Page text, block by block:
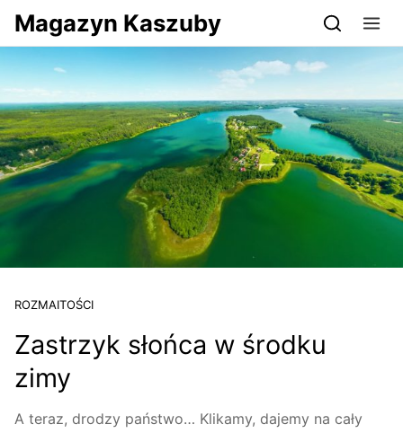
Przejdź do serwisu magazynkaszuby.pl
Magazyn Kaszuby
ROZMAITOŚCI
Zastrzyk słońca w środku
zimy
A teraz, drodzy państwo… Klikamy, dajemy na cały